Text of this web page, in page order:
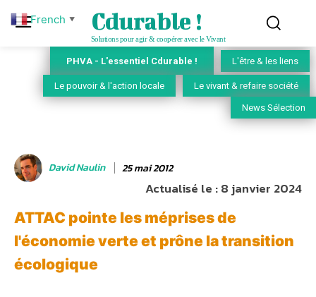
Cdurable !
Solutions pour agir & coopérer avec le Vivant
PHVA - L'essentiel Cdurable ! L'être & les liens
Le pouvoir & l'action locale Le vivant & refaire société
News Sélection
David Naulin 25 mai 2012
Actualisé le :8 janvier 2024
ATTAC pointe les méprises de
l'économie verte et prône la transition
écologique
French ▼